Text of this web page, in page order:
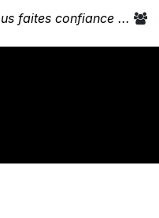
questions ....